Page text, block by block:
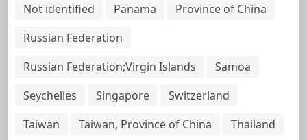
Not identified
Panama
Province of China
Russian Federation
Russian Federation;Virgin Islands
Samoa
Seychelles
Singapore
Switzerland
Taiwan
Taiwan, Province of China
Thailand